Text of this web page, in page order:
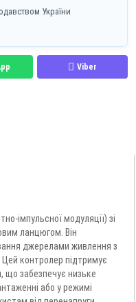
України
Viber
імпульсної модуляції) зі
ланцюгом. Він
джерелами живлення з
контролер підтримує
що забезпечує низьке
або у режимі